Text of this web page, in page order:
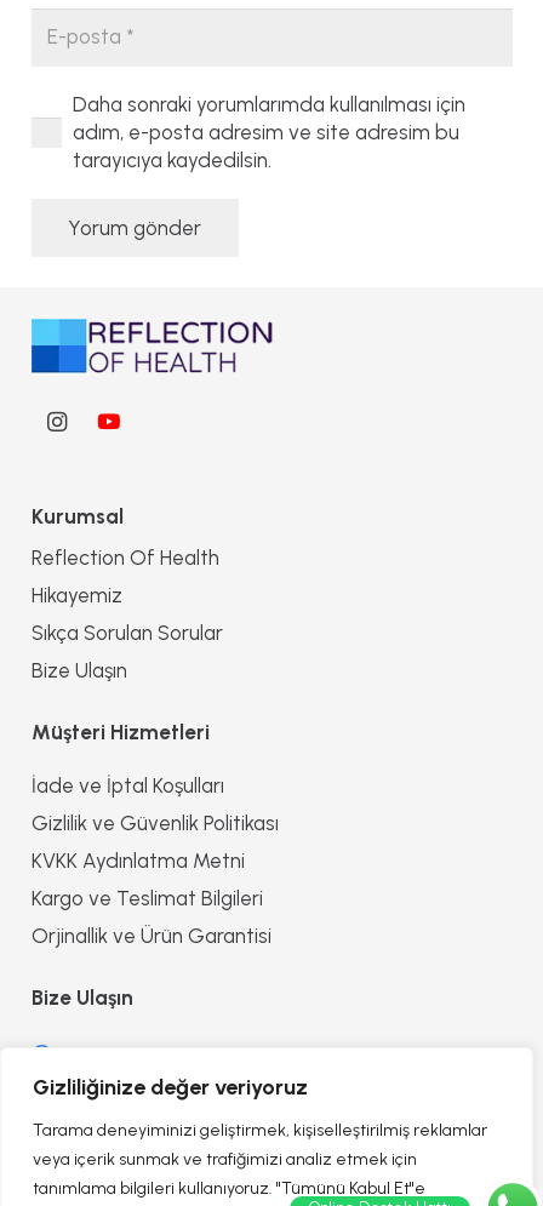
Gizliliğinize değer veriyoruz
Tarama deneyiminizi geliştirmek, kişiselleştirilmiş reklamlar
veya içerik sunmak ve trafiğimizi analiz etmek için
tanımlama bilgileri kullanıyoruz. "Tümünü Kabul Et"e
Daha sonraki yorumlarımda kullanılması için
adım, e-posta adresim ve site adresim bu
tarayıcıya kaydedilsin.
Yorum gönder
Kurumsal
Reflection Of Health
Hikayemiz
Sıkça Sorulan Sorular
Bize Ulaşın
Müşteri Hizmetleri
İade ve İptal Koşulları
Gizlilik ve Güvenlik Politikası
KVKK Aydınlatma Metni
Kargo ve Teslimat Bilgileri
Orjinallik ve Ürün Garantisi
Bize Ulaşın
info@reflectionofhealth.com